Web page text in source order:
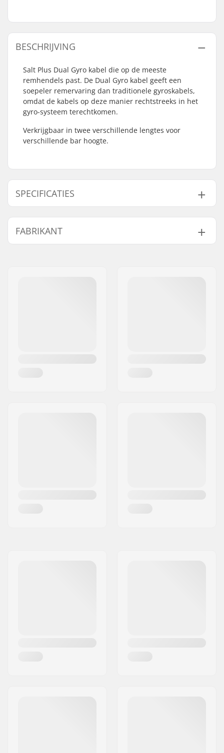
BESCHRIJVING
Salt Plus Dual Gyro kabel die op de meeste
remhendels past. De Dual Gyro kabel geeft een
soepeler remervaring dan traditionele gyroskabels,
omdat de kabels op deze manier rechtstreeks in het
gyro-systeem terechtkomen.
Verkrijgbaar in twee verschillende lengtes voor
verschillende bar hoogte.
SPECIFICATIES
Gyro compatibel:
Ja
Gewicht:
FABRIKANT